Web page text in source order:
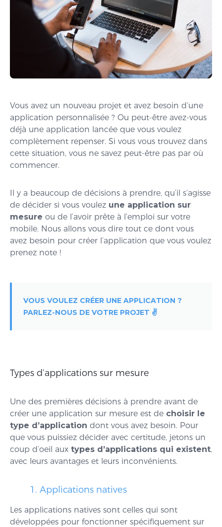
Vous avez un nouveau projet et avez besoin d’une
application personnalisée ? Ou peut-être avez-vous
déjà une application lancée que vous voulez
complètement repenser. Si vous vous trouvez dans
cette situation, vous ne savez peut-être pas par où
commencer.
Il y a beaucoup de décisions à prendre, qu’il s’agisse
de décider si vous voulez une application sur
mesure ou de l’avoir prête à l’emploi sur votre
mobile. Nous allons vous dire tout ce dont vous
avez besoin pour créer l’application que vous voulez
prenez note !
VOUS VOULEZ CRÉER UNE APPLICATION ?
PARLEZ-NOUS DE VOTRE PROJET ✌️
Types d’applications sur mesure
Une des premières décisions à prendre avant de
créer une application sur mesure est de choisir le
type d’application dont vous avez besoin. Pour
que vous puissiez décider avec certitude, jetons un
coup d’oeil aux types d’applications qui existent,
avec leurs avantages et leurs inconvénients.
1. Applications natives
Les applications natives sont celles qui sont
développées pour fonctionner spécifiquement sur